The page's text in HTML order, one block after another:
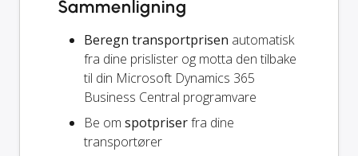
Sammenligning
Beregn transportprisen automatisk
fra dine prislister og motta den tilbake
til din Microsoft Dynamics 365
Business Central programvare
Be om spotpriserfra dine
transportører